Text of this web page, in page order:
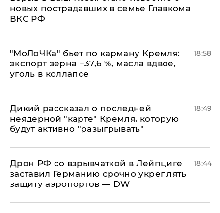
новых пострадавших в семье Главкома
ВКС РФ
​"МоЛоЧКа" бьет по карману Кремля:
экспорт зерна −37,6 %, масла вдвое,
уголь в коллапсе
18:58
Дикий рассказал о последней
неядерной "карте" Кремля, которую
будут активно "разыгрывать"
18:49
​Дрон РФ со взрывчаткой в Лейпциге
заставил Германию срочно укреплять
защиту аэропортов — DW
18:44